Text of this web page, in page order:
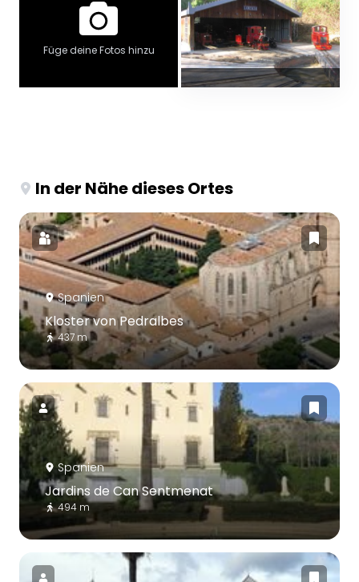
Füge deine Fotos hinzu
In der Nähe dieses Ortes
Spanien
Kloster von Pedralbes
437 m
Spanien
Jardins de Can Sentmenat
494 m